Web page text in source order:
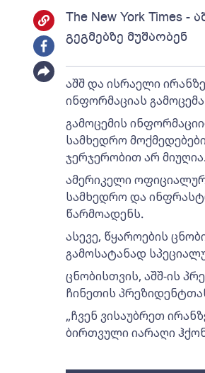
The New York Times
გეგმებზე მუშაობენ
აშშ და ისრაელი
ინფორმაციას
გამოცემის
სამხედრო
ჯერჯერობით არ
ამერიკელი
სამხედრო და
წარმოადენს.
ასევე, წყაროების
გამოსატანად
ცნობისთვის, აშშ-ის
ჩინეთის
„ჩვენ ვისაუბრეთ
ბირთვული იარაღი